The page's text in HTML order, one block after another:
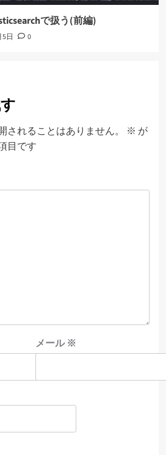
で扱う(前編)
5日 0
されることはありません。 ※ が
目です
メール ※